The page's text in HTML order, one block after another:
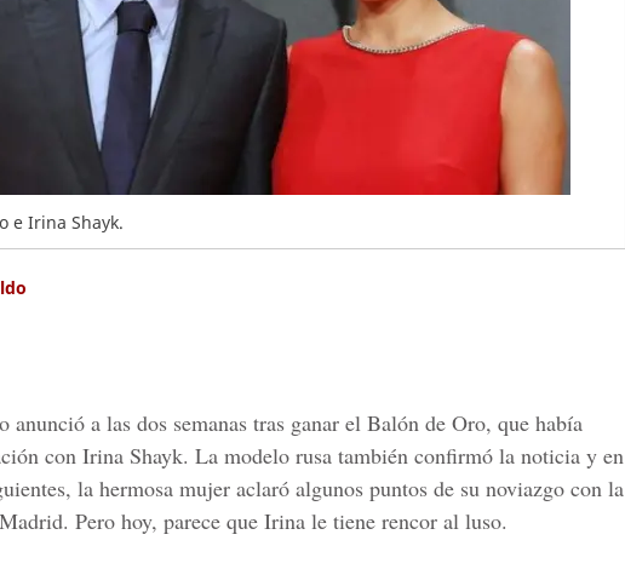
e Irina Shayk.
anunció a las dos semanas tras ganar el Balón de Oro, que había
con Irina Shayk. La modelo rusa también confirmó la noticia y en
la hermosa mujer aclaró algunos puntos de su noviazgo con la
Pero hoy, parece que Irina le tiene rencor al luso.